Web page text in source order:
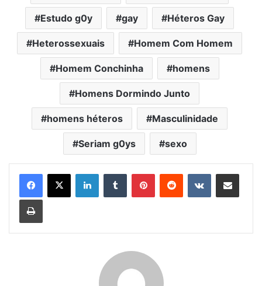
Estudo g0y gay Héteros Gay
Heterossexuais Homem Com Homem
Homem Conchinha homens
Homens Dormindo Junto
homens héteros Masculinidade
Seriam g0ys sexo
LinkedinTumblr PinterestReddit VK Compartilhar via e-mail
Imprimir